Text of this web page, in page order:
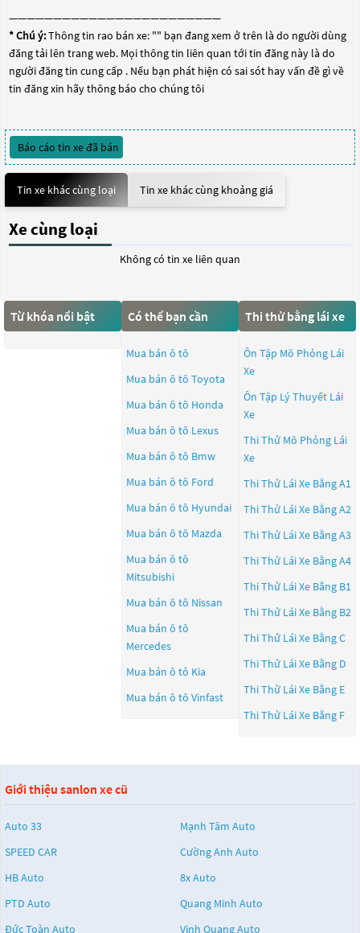
————————————————————————
* Chú ý:Thông tin rao bán xe: "" bạn đang xem ở trên là do người dùng
đăng tải lên trang web. Mọi thông tin liên quan tới tin đăng này là do
người đăng tin cung cấp . Nếu bạn phát hiện có sai sót hay vấn đề gì về
tin đăng xin hãy thông báo cho chúng tôi
Báo cáo tin xe đã bán
Tin xe khác cùng loại Tin xe khác cùng khoảng giá
Xe cùng loại
Không có tin xe liên quan
Từ khóa nổi bật Có thể bạn cần
Mua bán ô tô
Mua bán ô tô Toyota
Mua bán ô tô Honda
Mua bán ô tô Lexus
Mua bán ô tô Bmw
Mua bán ô tô Ford
Mua bán ô tô Hyundai
Mua bán ô tô Mazda
Mua bán ô tô
Mitsubishi
Mua bán ô tô Nissan
Mua bán ô tô
Mercedes
Mua bán ô tô Kia
Mua bán ô tô Vinfast
Thi thử bằng lái xe
Ôn Tập Mô Phỏng Lái
Xe
Ôn Tập Lý Thuyết Lái
Xe
Thi Thử Mô Phỏng Lái
Xe
Thi Thử Lái Xe Bằng A1
Thi Thử Lái Xe Bằng A2
Thi Thử Lái Xe Bằng A3
Thi Thử Lái Xe Bằng A4
Thi Thử Lái Xe Bằng B1
Thi Thử Lái Xe Bằng B2
Thi Thử Lái Xe Bằng C
Thi Thử Lái Xe Bằng D
Thi Thử Lái Xe Bằng E
Thi Thử Lái Xe Bằng F
Giới thiệu sanlon xe cũ
Auto 33
Mạnh Tâm Auto
SPEED CAR
Cường Anh Auto
HB Auto
8x Auto
PTD Auto
Quang Minh Auto
Đức Toàn Auto
Vinh Quang Auto